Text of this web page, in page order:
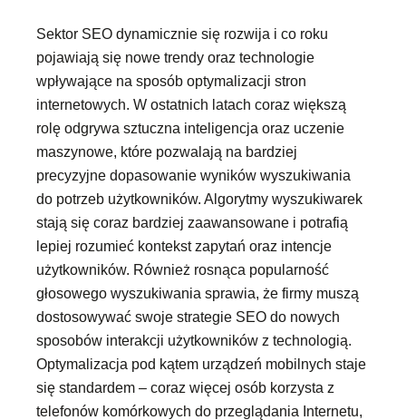
Sektor SEO dynamicznie się rozwija i co roku
pojawiają się nowe trendy oraz technologie
wpływające na sposób optymalizacji stron
internetowych. W ostatnich latach coraz większą
rolę odgrywa sztuczna inteligencja oraz uczenie
maszynowe, które pozwalają na bardziej
precyzyjne dopasowanie wyników wyszukiwania
do potrzeb użytkowników. Algorytmy wyszukiwarek
stają się coraz bardziej zaawansowane i potrafią
lepiej rozumieć kontekst zapytań oraz intencje
użytkowników. Również rosnąca popularność
głosowego wyszukiwania sprawia, że firmy muszą
dostosowywać swoje strategie SEO do nowych
sposobów interakcji użytkowników z technologią.
Optymalizacja pod kątem urządzeń mobilnych staje
się standardem – coraz więcej osób korzysta z
telefonów komórkowych do przeglądania Internetu,